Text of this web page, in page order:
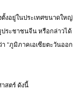
งอยู่ในประเทศขนาดใหญ่
ประชาชนจีน หรือกล่าวได้
า "ภูมิภาคเอเซียตะวันออก
สตร์ ดังนี้